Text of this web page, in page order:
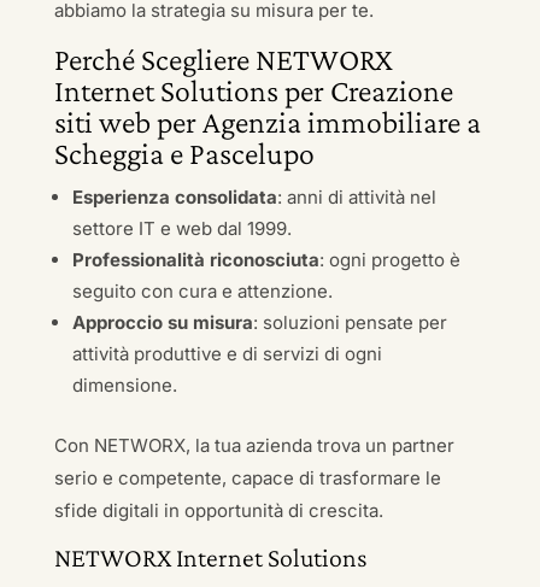
abbiamo la strategia su misura per te.
Perché Scegliere NETWORX
Internet Solutions per Creazione
siti web per Agenzia immobiliare a
Scheggia e Pascelupo
Esperienza consolidata: anni di attività nel
settore IT e web dal 1999.
Professionalità riconosciuta: ogni progetto è
seguito con cura e attenzione.
Approccio su misura: soluzioni pensate per
attività produttive e di servizi di ogni
dimensione.
Con NETWORX, la tua azienda trova un partner
serio e competente, capace di trasformare le
sfide digitali in opportunità di crescita.
NETWORX Internet Solutions